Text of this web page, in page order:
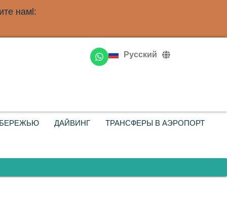
намl:
Русский
English
Français
ДАЙВИНГ ТРАНСФЕРЫ В АЭРОПОРТ